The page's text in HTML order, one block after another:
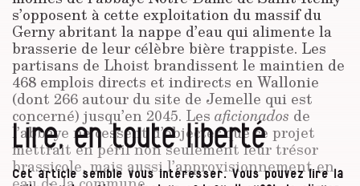
s’opposent à cette exploitation du massif du
Gerny abritant la nappe d’eau qui alimente la
brasserie de leur célèbre bière trappiste. Les
partisans de Lhoist brandissent le maintien de
468 emplois directs et indirects en Wallonie
(dont 266 autour du site de Jemelle qui est
concerné) jusqu’en 2045. Les aficionados de
l’abbaye ne cessent d’objecter que ce projet
mettrait en péril non seulement leur trésor
brassicole, mais aussi l’approvisionnement en
Lire, en toute liberté
Cet article semble vous intéresser. Vous pouvez lire la